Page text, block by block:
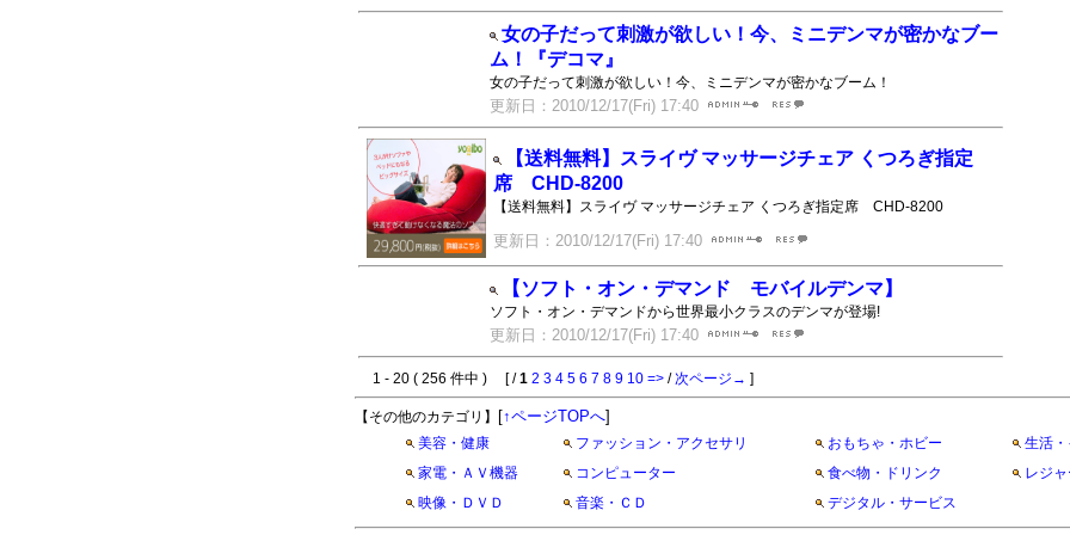
女の子だって刺激が欲しい！今、ミニデンマが密かなブー
ム！『デコマ』
女の子だって刺激が欲しい！今、ミニデンマが密かなブーム！
更新日：2010/12/17(Fri) 17:40
【送料無料】スライヴ マッサージチェア くつろぎ指定
席 CHD-8200
【送料無料】スライヴ マッサージチェア くつろぎ指定席 CHD-8200
更新日：2010/12/17(Fri) 17:40
【ソフト・オン・デマンド モバイルデンマ】
ソフト・オン・デマンドから世界最小クラスのデンマが登場!
更新日：2010/12/17(Fri) 17:40
1 - 20 ( 256 件中 ) [ /1 2 3 4 5 6 7 8 9 10 => / 次ページ→ ]
【その他のカテゴリ】 [↑ページTOPへ]
美容・健康 ファッション・アクセサリ おもちゃ・ホビー
生活
家電・ＡＶ機器
コンピューター 食べ物・ドリンク
レジ
映像・ＤＶＤ
音楽・ＣＤ デジタル・サービス